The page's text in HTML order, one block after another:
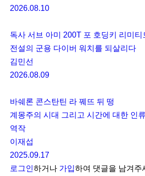
2026.08.10
독사 서브 아미 200T 포 호딩키 리미티
전설의 군용 다이버 워치를 되살리다
김민선
2026.08.09
바쉐론 콘스탄틴 라 꿰뜨 뒤 떵
계몽주의 시대 그리고 시간에 대한 인
역작
이재섭
2025.09.17
로그인하거나 가입하여 댓글을 남겨주